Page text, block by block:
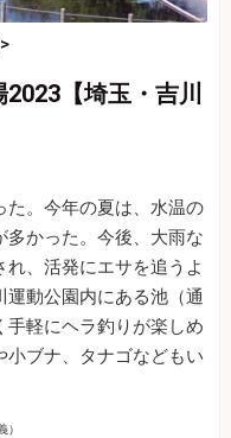
>
【埼玉・吉川
た。今年の夏は、水温の
かった。今後、大雨な
、活発にエサを追うよ
動公園内にある池（通
軽にヘラ釣りが楽しめ
小ブナ、タナゴなどもい
）